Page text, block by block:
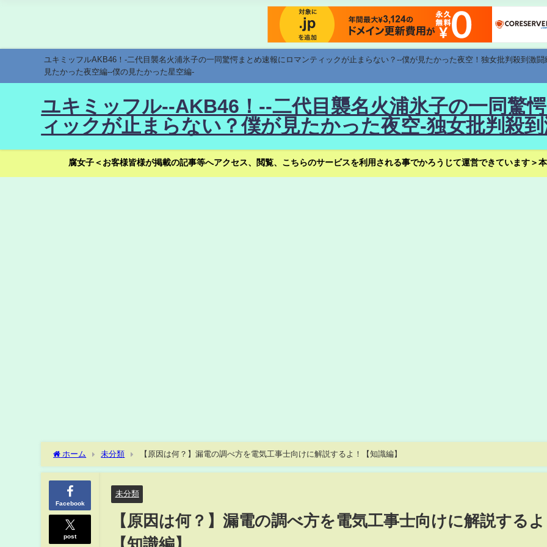
ユキミッフルAKB46！-二代目襲名火浦氷子の一同驚愕まとめ速報にロマンティックが止まらない？--僕が見たかった夜空！独女批判殺到激
見たかった夜空編--僕の見たかった星空編-
ユキミッフル--AKB46！--二代目襲名火浦氷子の一同驚
ィックが止まらない？僕が見たかった夜空-独女批判殺
腐女子＜お客様皆様が掲載の記事等へアクセス、閲覧、こちらのサービスを利用される事でかろうじて運営できています＞
ホーム 未分類 【原因は何？】漏電の調べ方を電気工事士向けに解説するよ！【知識編】
Facebook
post
未分類
【原因は何？】漏電の調べ方を電気工事士向けに解説する